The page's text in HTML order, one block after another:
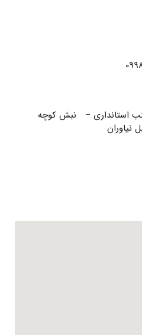
استانداری – نبش کوچه
نیاوران